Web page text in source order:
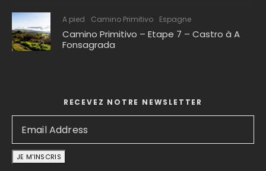
A pied Camino Primitivo Espagne
Camino Primitivo – Etape 7 – Castro à A
Fonsagrada
RECEVEZ NOTRE NEWSLETTER